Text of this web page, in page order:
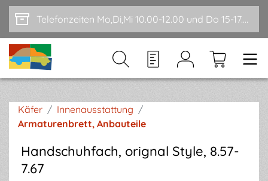
Zum Hauptinhalt springen Telefonzeiten Mo,Di,Mi 10.00-12.00 und Do 15-17.00
Käfer / Innenausstattung /
Armaturenbrett, Anbauteile
Handschuhfach, orignal Style, 8.57-
7.67